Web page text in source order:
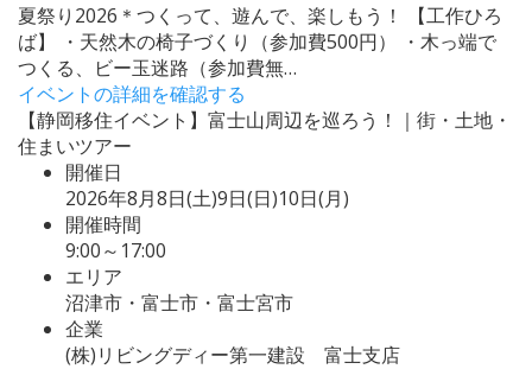
夏祭り2026＊つくって、遊んで、楽しもう！ 【工作ひろ
ば】 ・天然木の椅子づくり（参加費500円） ・木っ端で
つくる、ビー玉迷路（参加費無…
イベントの詳細を確認する
【静岡移住イベント】富士山周辺を巡ろう！｜街・土地・
住まいツアー
開催日
2026年8月8日(土)9日(日)10日(月)
開催時間
9:00～17:00
エリア
沼津市・富士市・富士宮市
企業
(株)リビングディー第一建設 富士支店